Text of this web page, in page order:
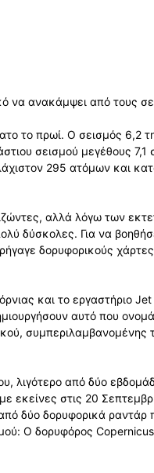
να ανακάμψει από τους
το πρωί. Ο σεισμός 6,2
σεισμού μεγέθους 7,1
295 ατόμων και
αλλά λόγω των
δύσκολες. Για να
δορυφορικούς
και το εργαστήριο
αυτό που
συμπεριλαμβανομένης
λιγότερο από δύο
εκείνες στις 20
δύο δορυφορικά ραντάρ
Ο δορυφόρος